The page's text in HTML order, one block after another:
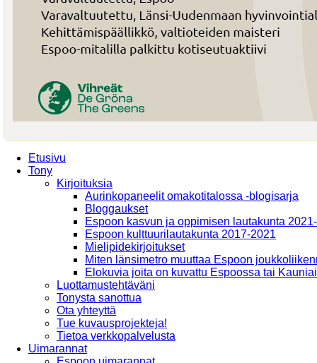
Etusivu
Tony
Kirjoituksia
Aurinkopaneelit omakotitalossa -blogisarja
Bloggaukset
Espoon kasvun ja oppimisen lautakunta
Espoon kulttuurilautakunta 2017-2021
Mielipidekirjoitukset
Miten länsimetro muuttaa Espoon
Elokuvia joita on kuvattu Espoossa tai
Luottamustehtäväni
Tonysta sanottua
Ota yhteyttä
Tue kuvausprojekteja!
Tietoa verkkopalvelusta
Uimarannat